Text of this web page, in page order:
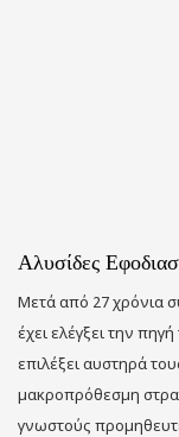
Αλυσίδες
Μετά από 27 χρόνια
έχει ελέγξει την
επιλέξει αυστηρά
μακροπρόθεσμη
γνωστούς